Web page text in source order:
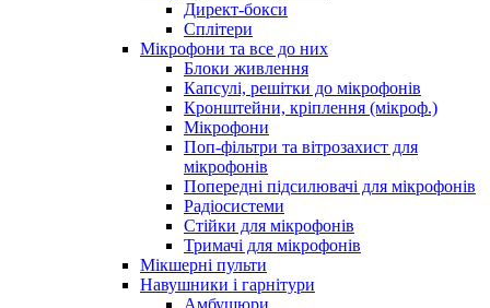
Директ-бокси
Сплітери
Мікрофони та все до них
Блоки живлення
Капсулі, решітки до мікрофонів
Кронштейни, кріплення (мікроф.)
Мікрофони
Поп-фільтри та вітрозахист для
мікрофонів
Попередні підсилювачі для мікрофонів
Радіосистеми
Стійки для мікрофонів
Тримачі для мікрофонів
Мікшерні пульти
Навушники і гарнітури
Амбушюри